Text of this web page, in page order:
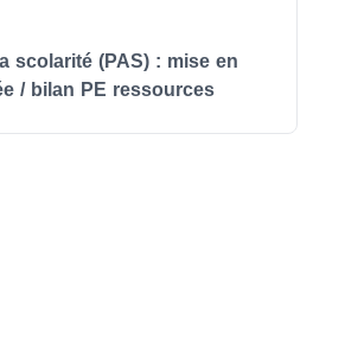
scolarité (PAS) : mise en
/ bilan PE ressources